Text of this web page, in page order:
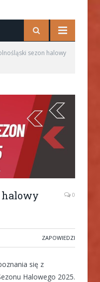
sezon halowy
halowy
0
ZAPOWIEDZI
się z
Halowego 2025.